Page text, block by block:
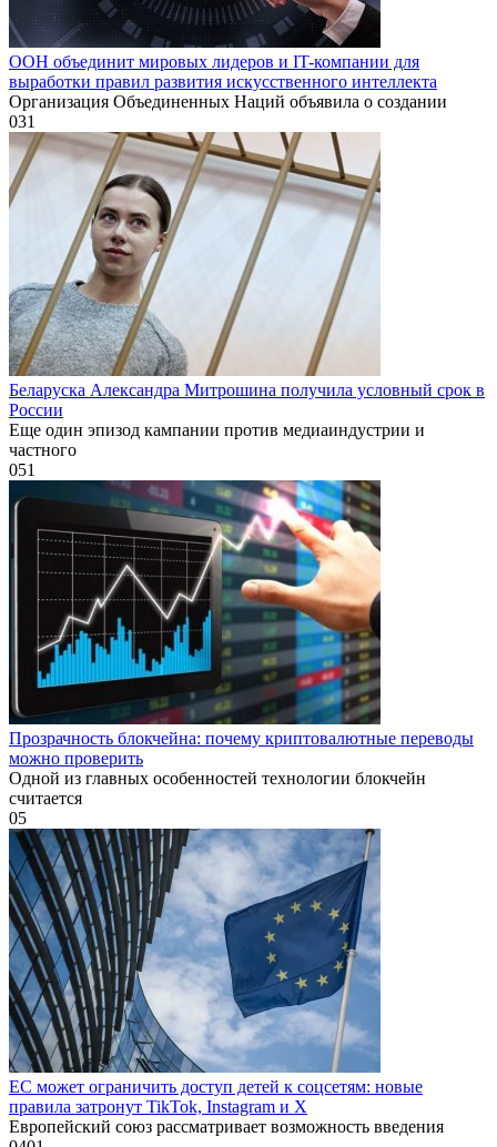
ООН объединит мировых лидеров и IT-компании для
выработки правил развития искусственного интеллекта
Организация Объединенных Наций объявила о создании
031
Беларуска Александра Митрошина получила условный срок в
России
Еще один эпизод кампании против медиаиндустрии и
частного
051
Прозрачность блокчейна: почему криптовалютные переводы
можно проверить
Одной из главных особенностей технологии блокчейн
считается
05
ЕС может ограничить доступ детей к соцсетям: новые
правила затронут TikTok, Instagram и X
Европейский союз рассматривает возможность введения